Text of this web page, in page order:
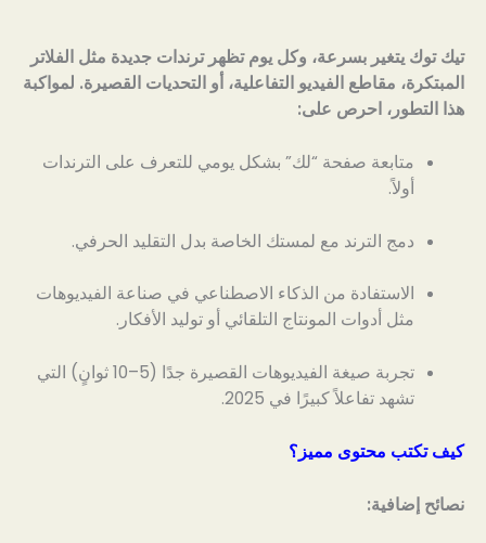
تيك توك يتغير بسرعة، وكل يوم تظهر ترندات جديدة مثل الفلاتر
المبتكرة، مقاطع الفيديو التفاعلية، أو التحديات القصيرة. لمواكبة
هذا التطور، احرص على:
متابعة صفحة “لك” بشكل يومي للتعرف على الترندات
أولاً.
دمج الترند مع لمستك الخاصة بدل التقليد الحرفي.
الاستفادة من الذكاء الاصطناعي في صناعة الفيديوهات
مثل أدوات المونتاج التلقائي أو توليد الأفكار.
تجربة صيغة الفيديوهات القصيرة جدًا (5–10 ثوانٍ) التي
تشهد تفاعلاً كبيرًا في 2025.
كيف تكتب محتوى مميز؟
نصائح إضافية: